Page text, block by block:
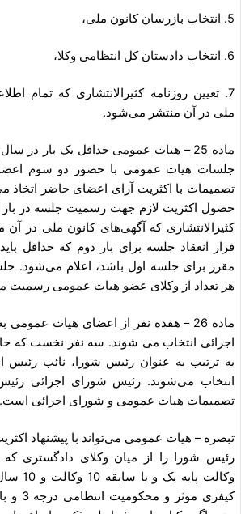
5. انتخاب بازرسان کانون ملی،
6. انتخاب دادستان کل انتظامی وکلا،
7. تعیین روزنامه کثیرالانتشاری که تمام
ملی در آن منتشر می‌شود.
ماده 25 – هیات عمومی حداقل یک بار
جلسات هیات عمومی با حضور دو سوم
تصمیمات با اکثریت آرای اعضای حاضر
حصول اکثریت لازم جهت رسمیت جلسه در بار
کثیرالانتشاری که آگهی‌های کانون ملی در
قرار انعقاد جلسه برای بار دوم که حداقل
مقرر برای جلسه اول باشد، اعلام می‌شود.
هر تعداد از وکلای عضو هیات عمومی رسمیت
ماده 26 – هفده نفر از اعضای هیات
اجرائی انتخاب می شوند. سه نفر نخست که
به ترتیب به عنوان رئیس شورا، نائب رئیس
انتخاب می‌شوند. رئیس شورای اجرائی
تصمیمات هیات عمومی و شورای اجرائی است.
تبصره – هیات عمومی می‌تواند با پیشنهاد
وکالت
کیفری